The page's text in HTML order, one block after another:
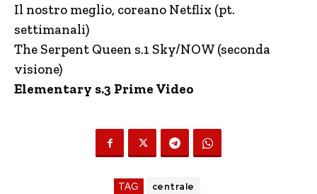
Il nostro meglio, coreano Netflix (pt.
settimanali)
The Serpent Queen s.1 Sky/NOW (seconda
visione)
Elementary s.3 Prime Video
TAG centrale